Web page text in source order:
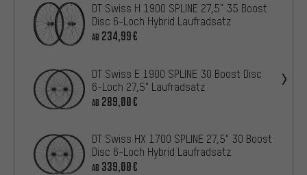
DT Swiss H 1900 SPLINE 27,5" 35 Boost
Disc 6-Loch Hybrid Laufradsatz
AB 234,99€
DT Swiss E 1900 SPLINE 30 Boost Disc
6-Loch 27,5" Laufradsatz
AB 289,00€
DT Swiss HX 1700 SPLINE 27,5" 30 Boost
Disc 6-Loch Hybrid Laufradsatz
AB 339,00€